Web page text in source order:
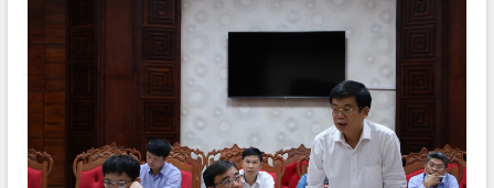
Kết nối tour, đẩy mạnh chuyển đổi số
để phát triển du lịch Đắk Lắk
Khởi động Dự án Đầu tư xây dựng hạ
tầng kỹ thuật Cụm công nghiệp Tân
Gặp mặt các cơ quan báo chí nhân Kỷ
niệm 101 năm Ngày Báo chí Cách
mạng Việt Nam